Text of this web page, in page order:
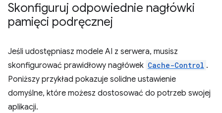
Skonfiguruj odpowiednie nagłówki
pamięci podręcznej
Jeśli udostępniasz modele AI z serwera, musisz
skonfigurować prawidłowy nagłówek Cache-Control .
Poniższy przykład pokazuje solidne ustawienie
domyślne, które możesz dostosować do potrzeb swojej
aplikacji.